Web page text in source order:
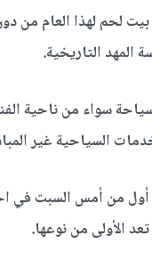
لحم لهذا العام من
التاريخية.
بيت لحم يعتمد بأكثر من 70% على
السياحية غير
أول من أمس السبت في
الأولى من نوعها.